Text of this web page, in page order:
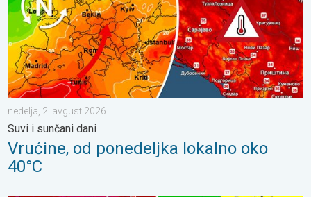
nedelja, 2. avgust 2026.
Suvi i sunčani dani
Vrućine, od ponedeljka lokalno oko
40°C